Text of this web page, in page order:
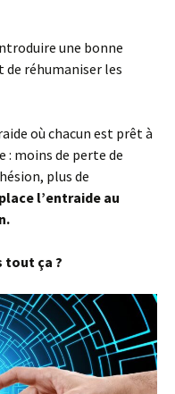
une bonne
réhumaniser les
où chacun est prêt à
: moins de perte de
plus de
l’entraide au
tout ça ?